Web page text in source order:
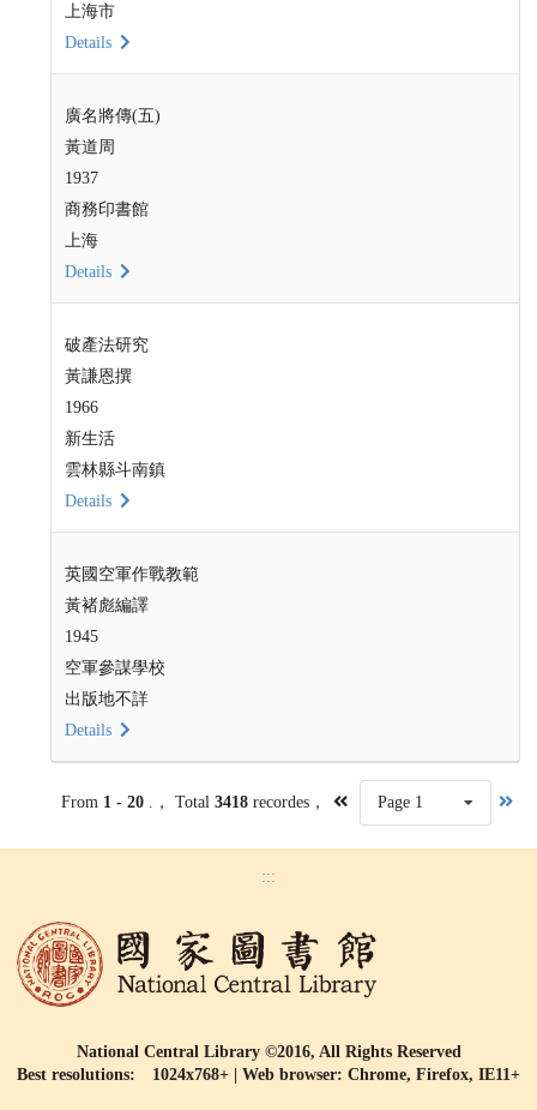
上海市
Details
廣名將傳(五)
黃道周
1937
商務印書館
上海
Details
破產法研究
黃謙恩撰
1966
新生活
雲林縣斗南鎮
Details
英國空軍作戰教範
黃褚彪編譯
1945
空軍參謀學校
出版地不詳
Details
From 1 - 20 .， Total 3418recordes， Page 1
:::
National Central Library ©2016, All Rights Reserved
Best resolutions: 1024x768+ | Web browser: Chrome, Firefox, IE11+